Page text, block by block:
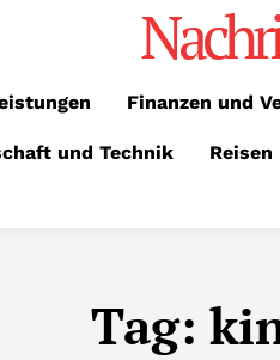
Finanzen und
und Technik Reisen
Tag: